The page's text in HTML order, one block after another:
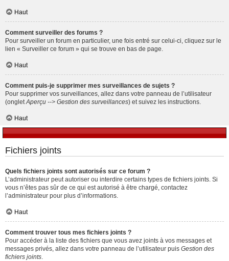
Haut
Comment surveiller des forums ?
Pour surveiller un forum en particulier, une fois entré sur celui-ci, cliquez sur le
lien « Surveiller ce forum » qui se trouve en bas de page.
Haut
Comment puis-je supprimer mes surveillances de sujets ?
Pour supprimer vos surveillances, allez dans votre panneau de l’utilisateur
(onglet Aperçu --> Gestion des surveillances) et suivez les instructions.
Haut
Fichiers joints
Quels fichiers joints sont autorisés sur ce forum ?
L’administrateur peut autoriser ou interdire certains types de fichiers joints. Si
vous n’êtes pas sûr de ce qui est autorisé à être chargé, contactez
l’administrateur pour plus d’informations.
Haut
Comment trouver tous mes fichiers joints ?
Pour accéder à la liste des fichiers que vous avez joints à vos messages et
messages privés, allez dans votre panneau de l’utilisateur puis Gestion des
fichiers joints